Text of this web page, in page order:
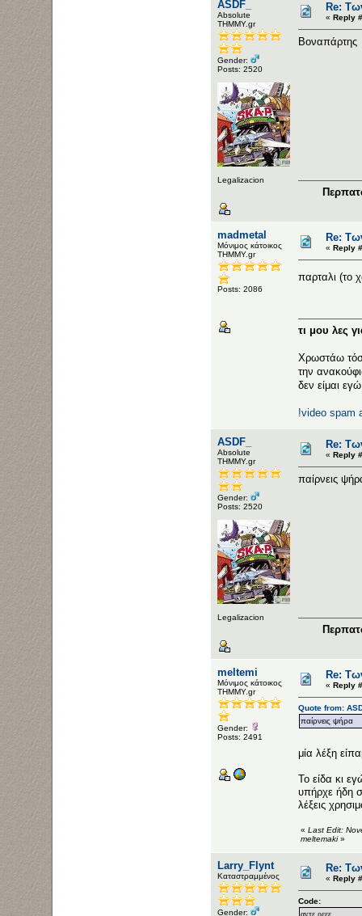
ASDF_
Αbsolute
ΤΗΜΜΥ.gr
Gender:
Posts: 2520
Legalizacion
Re:
« Reply
Βοναπάρτης
madmetal
Μόνιμος κάτοικος
ΤΗΜΜΥ.gr
Posts: 2086
Re:
« Reply
παρταλι (το
τι μου λες
Χρωστάω
την
δεν είμαι
!video spam
ASDF_
Αbsolute
ΤΗΜΜΥ.gr
Gender:
Posts: 2520
Legalizacion
Re:
« Reply
παίρνεις
meltemi
Μόνιμος κάτοικος
ΤΗΜΜΥ.gr
Gender:
Posts: 2491
Re:
« Reply
Quote from:
παίρνεις ψήρα
μία λέξη
Το είδα κι
υπήρχε ήδη
λέξεις
« Last Edit:
meltemaki»
Larry_Flynt
Καταστραμμένος
Gender:
Re:
« Reply
Code:
αντε ρεεε